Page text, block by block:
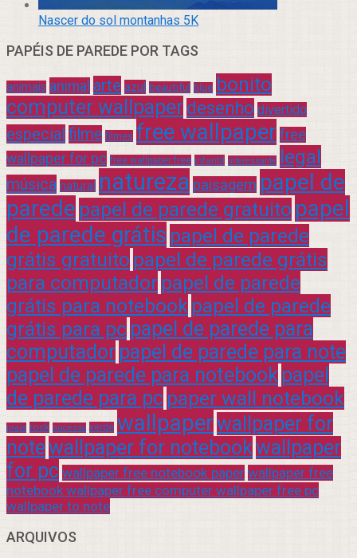
Nascer do sol montanhas 5K
PAPÉIS DE PAREDE POR TAGS
animais animal arte azul beautiful blue bonito
computer wallpaper desenho divertido
especial filme filmes free wallpaper free
wallpaper for pc free wallpaper free infantil interessante legal
música natural natureza paisagem papel de
parede papel de parede gratuito papel
de parede grátis papel de parede
grátis gratuito papel de parede grátis
para computador papel de parede
grátis para notebook papel de parede
grátis para pc papel de parede para
computador papel de parede para note
papel de parede para notebook papel
de parede para pc paper wall notebook
praia rock sucesso verde wallpaperwallpaper for
notewallpaper for notebookwallpaper
for pc wallpaper free notebook paper wallpaper free
notebook wallpaper free computer wallpaper free pc
wallpaper to note
ARQUIVOS